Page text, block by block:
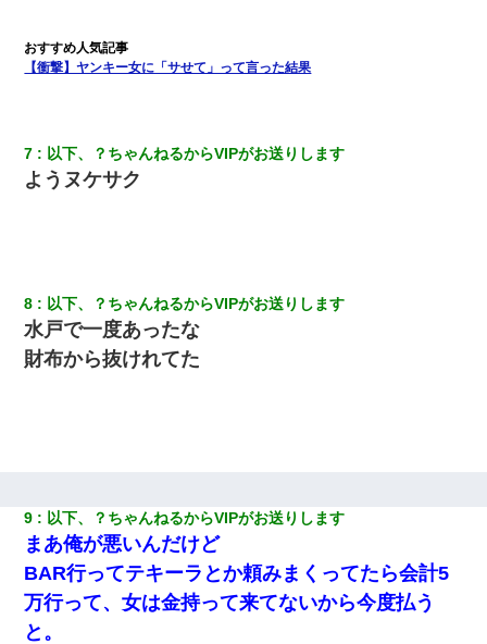
夫に癌の余命宣告。その闘病中に長女から信じられない言葉を受
けた
【驚愕】私「今まで育てた分のお金返してね(冗談)」息子「はい、
3000万円」→数年後。私「妹が病気になったから援助して欲し
い」→
→笑いが止まらなくなり・・・
俺「初対面でなに言ったか覚えてる？」嫁「臭いんだよ！キモオ
タ？だっけ？」俺「だいたい合ってる。で、なんで告白してきた
の？」→
【衝撃】ヤンキー女に「サせて」って言った結果
7 以下、？ちゃんねるからVIPがお送りします
ようヌケサク
8 以下、？ちゃんねるからVIPがお送りします
水戸で一度あったな
財布から抜けれてた
9 以下、？ちゃんねるからVIPがお送りします
まあ俺が悪いんだけど
BAR行ってテキーラとか頼みまくってたら会計5
万行って、女は金持って来てないから今度払う
と。